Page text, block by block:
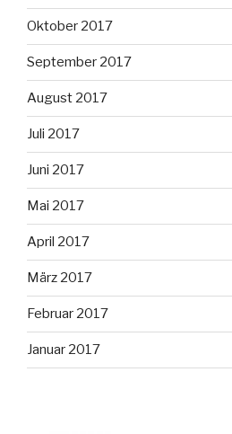
Oktober 2017
September 2017
August 2017
Juli 2017
Juni 2017
Mai 2017
April 2017
März 2017
Februar 2017
Januar 2017